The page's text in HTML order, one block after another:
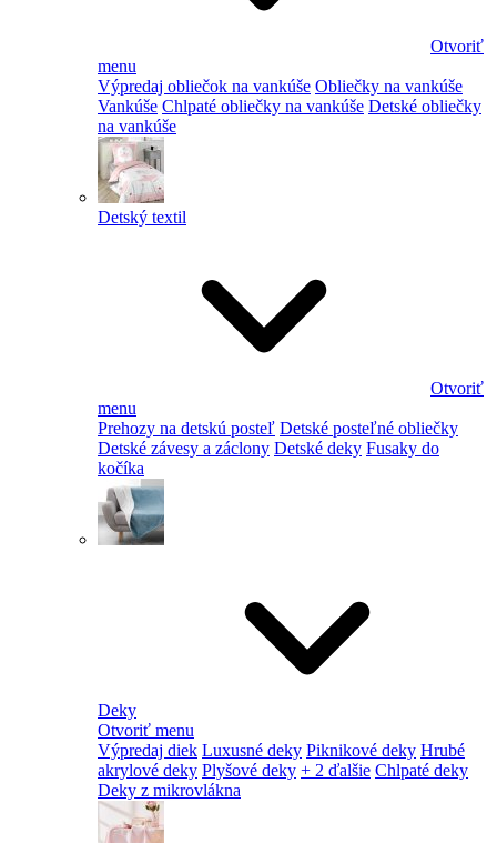
Otvoriť
menu
Výpredaj obliečok na vankúše Obliečky na vankúše
Vankúše Chlpaté obliečky na vankúše Detské obliečky
na vankúše
Detský textil
Otvoriť
menu
Prehozy na detskú posteľ Detské posteľné obliečky
Detské závesy a záclony Detské deky Fusaky do
kočíka
Deky
Otvoriť menu
Výpredaj diek Luxusné deky Piknikové deky Hrubé
akrylové deky Plyšové deky + 2 ďalšie Chlpaté deky
Deky z mikrovlákna